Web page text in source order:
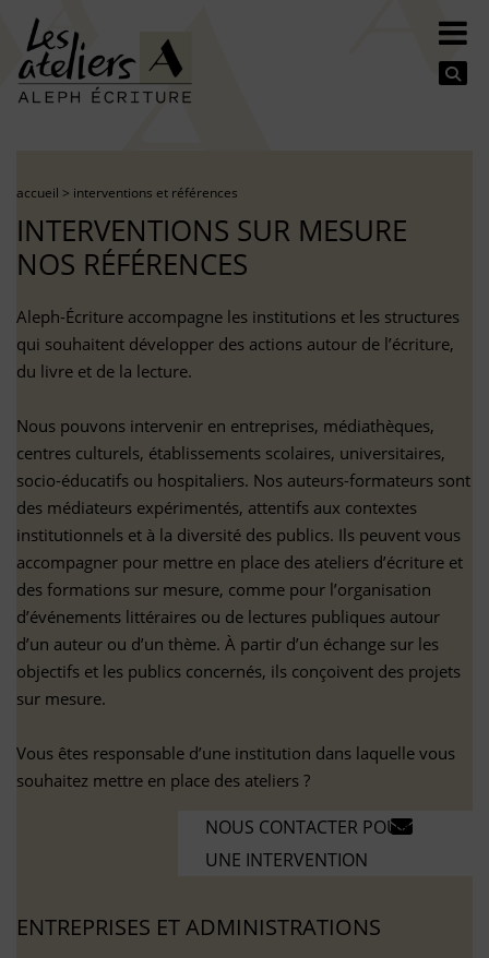
accueil > interventions et références
INTERVENTIONS SUR MESURE
NOS RÉFÉRENCES
Aleph-Écriture accompagne les institutions et les structures
qui souhaitent développer des actions autour de l’écriture,
du livre et de la lecture.
Nous pouvons intervenir en entreprises, médiathèques,
centres culturels, établissements scolaires, universitaires,
socio-éducatifs ou hospitaliers. Nos auteurs-formateurs sont
des médiateurs expérimentés, attentifs aux contextes
institutionnels et à la diversité des publics. Ils peuvent vous
accompagner pour mettre en place des ateliers d’écriture et
des formations sur mesure, comme pour l’organisation
d’événements littéraires ou de lectures publiques autour
d’un auteur ou d’un thème. À partir d’un échange sur les
objectifs et les publics concernés, ils conçoivent des projets
sur mesure.
Vous êtes responsable d’une institution dans laquelle vous
souhaitez mettre en place des ateliers ?
NOUS CONTACTER POUR
UNE INTERVENTION
ENTREPRISES ET ADMINISTRATIONS